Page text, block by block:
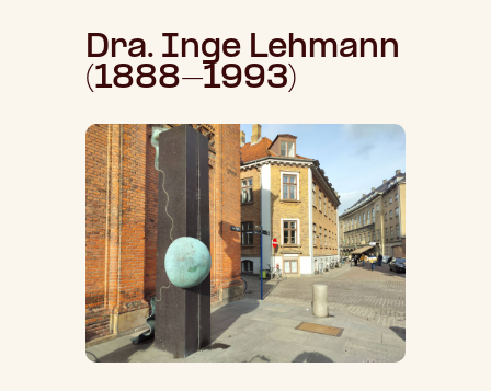
Dra. Inge Lehmann
(1888-1993)